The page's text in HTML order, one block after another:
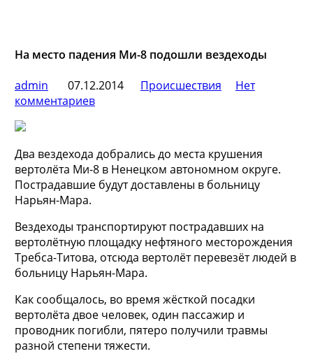
На место падения Ми-8 подошли вездеходы
admin
07.12.2014 Происшествия
Нет
комментариев
Два вездехода добрались до места крушения
вертолёта Ми-8 в Ненецком автономном округе.
Пострадавшие будут доставлены в больницу
Нарьян-Мара.
Вездеходы транспортируют пострадавших на
вертолётную площадку нефтяного месторождения
Требса-Титова, отсюда вертолётперевезёт людей в
больницу Нарьян-Мара.
Как сообщалось, во время жёсткой посадки
вертолёта двое человек, один пассажир и
проводник погибли, пятеро получили травмы
разной степени тяжести.